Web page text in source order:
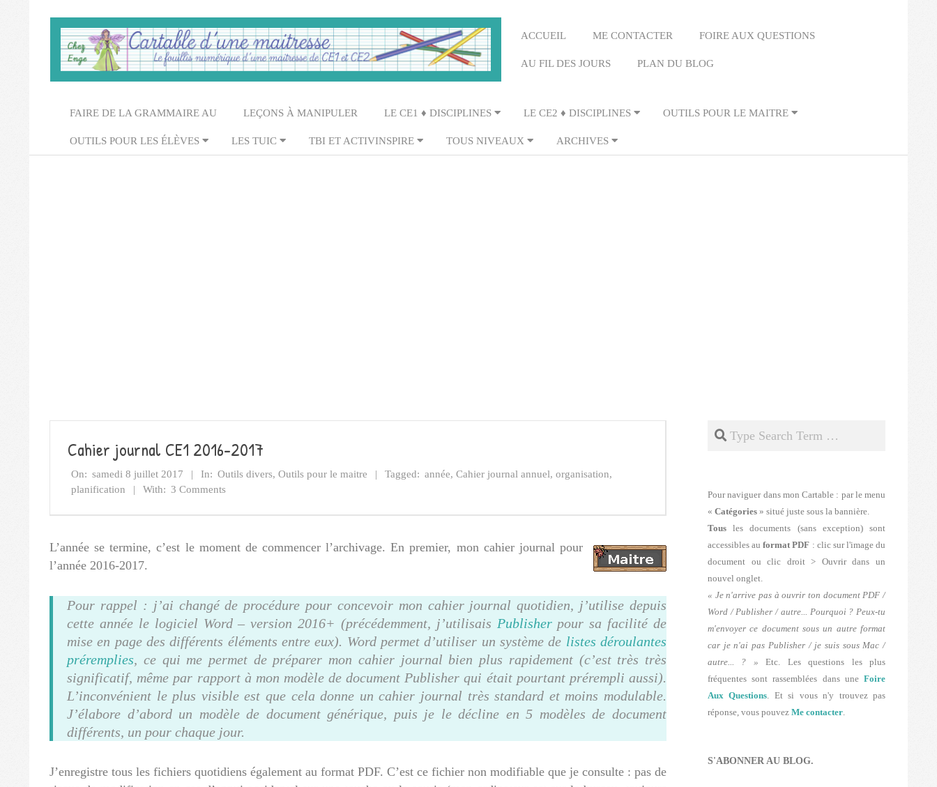
content
Cartable
d'une
maitresse
Primary
Menu
ACCUEIL ME CONTACTER FOIRE AUX QUESTIONS
AU FIL DES JOURS PLAN DU BLOG
Secondary
Menu
FAIRE DE LA GRAMMAIRE AU LEÇONS À MANIPULER LE CE1 ♦ DISCIPLINES LE CE2 ♦ DISCIPLINES OUTILS POUR LE MAITRE
OUTILS POUR LES ÉLÈVES LES TUIC TBI ET ACTIVINSPIRE TOUS NIVEAUX ARCHIVES
Cahier journal CE1 2016-2017
On: samedi 8 juillet 2017 In: Outils divers, Outils pour le maitre Tagged: année, Cahier journal annuel, organisation,
planification
With: 3 Comments
L’année se termine, c’est le moment de commencer l’archivage. En premier, mon cahier journal pour
l’année 2016-2017.
Pour rappel : j’ai changé de procédure pour concevoir mon cahier journal quotidien, j’utilise depuis
cette année le logiciel Word – version 2016+ (précédemment, j’utilisais Publisherpour sa facilité de
mise en page des différents éléments entre eux). Word permet d’utiliser un système de listes déroulantes
préremplies, ce qui me permet de préparer mon cahier journal bien plus rapidement (c’est très très
significatif, même par rapport à mon modèle de document Publisher qui était pourtant prérempli aussi).
L’inconvénient le plus visible est que cela donne un cahier journal très standard et moins modulable.
J’élabore d’abord un modèle de document générique, puis je le décline en 5 modèles de document
différents, un pour chaque jour.
J’enregistre tous les fichiers quotidiens également au format PDF. C’est ce fichier non modifiable que je consulte : pas de
Search
Pour naviguer dans mon Cartable : par le menu
« Catégories » situé juste sous la bannière.
Tous les documents (sans exception) sont
accessibles auformat PDF : clic sur l'image du
document ou clic droit > Ouvrir dans un
nouvel onglet.
« Je n'arrive pas à ouvrir ton document PDF /
Word / Publisher / autre... Pourquoi ? Peux-tu
m'envoyer ce document sous un autre format
car je n'ai pas Publisher / je suis sous Mac /
autre... ? » Etc. Les questions les plus
fréquentes sont rassemblées dans une Foire
Aux Questions. Et si vous n'y trouvez pas
réponse, vous pouvez Me contacter.
S'ABONNER AU BLOG.